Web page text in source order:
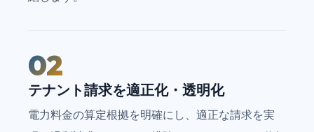
02
テナント請求を適正化・透明化
電力料金の算定根拠を明確にし、適正な請求を実